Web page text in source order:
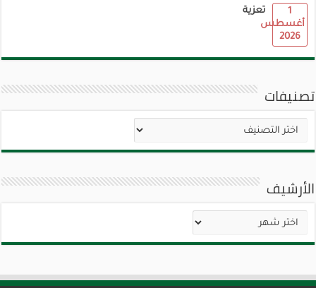
تعزية
1
أغسطس
2026
تصنيفات
تصنيفات
الأرشيف
الأرشيف